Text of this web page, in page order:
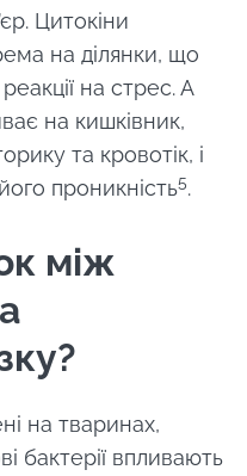
Цитокіни
на ділянки, що
на стрес. А
на кишківник,
та кровотік, і
проникність5.
між
на тваринах,
бактерії впливають
з нами !
Microbiota та
на місяць,
новин про